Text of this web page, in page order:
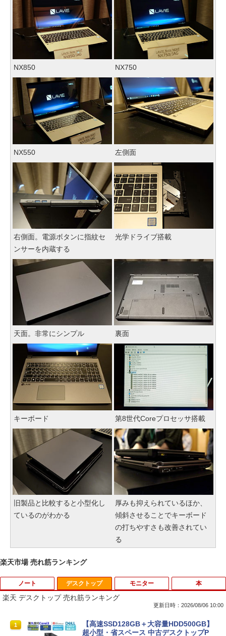
NX850 NX750
NX550 左側面
右側面。電源ボタンに指紋セ
ンサーを内蔵する
光学ドライブ搭載
天面。非常にシンプル 裏面
キーボード 第8世代Coreプロセッサ搭載
旧製品と比較すると小型化し
ているのがわかる
厚みも抑えられているほか、
傾斜させることでキーボード
の打ちやすさも改善されてい
る
楽天市場 売れ筋ランキング
ノート
1
【8/05.8/10限定！お買い物マラソン×5の
つく日｜ポイント最大49.5倍】【中古・
デスクトップ
楽天 デスクトップ 売れ筋ランキング
更新日時：2026/08/06 10:00
1
【高速SSD128GB＋大容量HDD500GB】
超小型・省スペース 中古デスクトップP
モニター 本